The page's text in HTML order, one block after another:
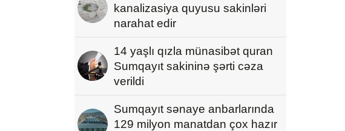
kanalizasiya quyusu sakinləri
narahat edir
14 yaşlı qızla münasibət quran
Sumqayıt sakininə şərti cəza
verildi
Sumqayıt sənaye anbarlarında
129 milyon manatdan çox hazır